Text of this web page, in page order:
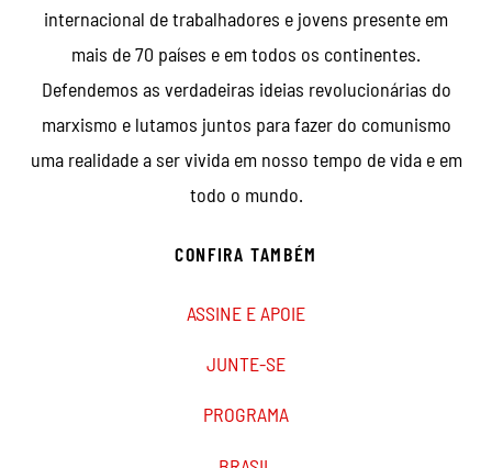
internacional de trabalhadores e jovens presente em
mais de 70 países e em todos os continentes.
Defendemos as verdadeiras ideias revolucionárias do
marxismo e lutamos juntos para fazer do comunismo
uma realidade a ser vivida em nosso tempo de vida e em
todo o mundo.
CONFIRA TAMBÉM
ASSINE E APOIE
JUNTE-SE
PROGRAMA